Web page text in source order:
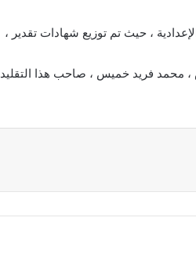
العامة و26 طالباً ، من المرحلة الإعدادية ، حيث تم توزيع شهادات تقدير ،
، محمد فريد خميس ، صاحب هذا التقليد